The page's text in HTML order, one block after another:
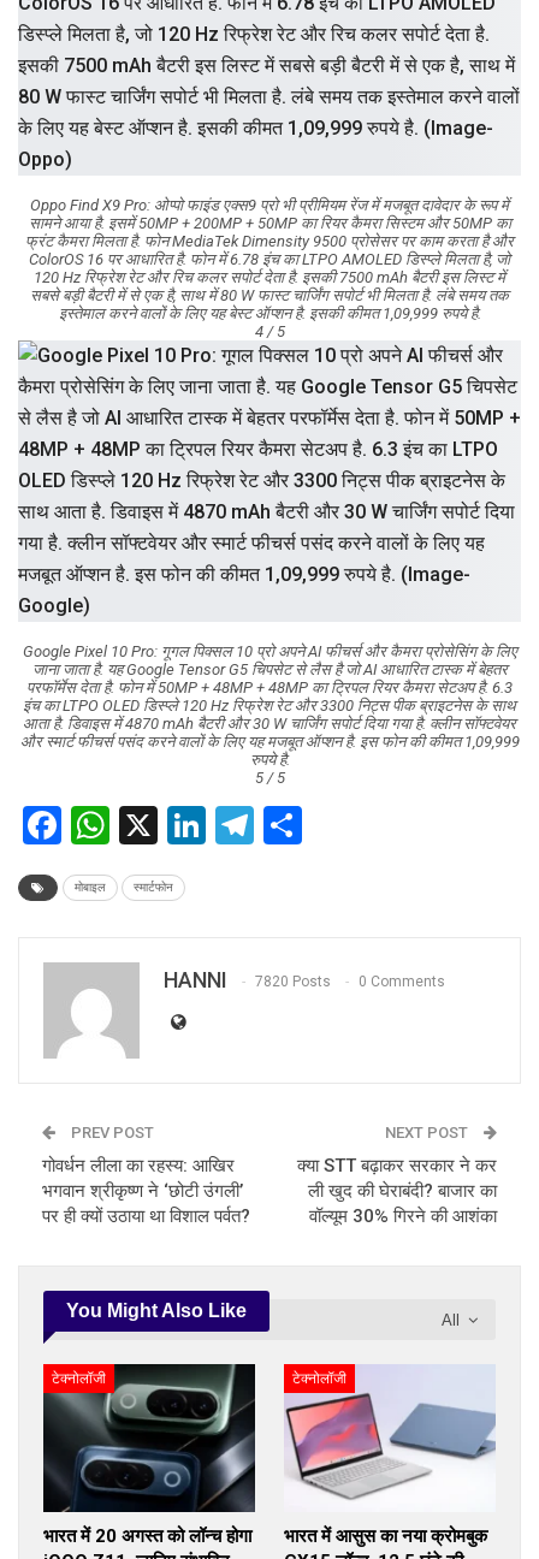
Oppo Find X9 Pro: ओप्पो फाइंड एक्स9 प्रो भी प्रीमियम रेंज में मजबूत दावेदार के रूप में
सामने आया है. इसमें 50MP + 200MP + 50MP का रियर कैमरा सिस्टम और 50MP का
फ्रंट कैमरा मिलता है. फोन MediaTek Dimensity 9500 प्रोसेसर पर काम करता है और
ColorOS 16 पर आधारित है. फोन में 6.78 इंच का LTPO AMOLED डिस्प्ले मिलता है, जो
120 Hz रिफ्रेश रेट और रिच कलर सपोर्ट देता है. इसकी 7500 mAh बैटरी इस लिस्ट में
सबसे बड़ी बैटरी में से एक है, साथ में 80 W फास्ट चार्जिंग सपोर्ट भी मिलता है. लंबे समय तक
इस्तेमाल करने वालों के लिए यह बेस्ट ऑप्शन है. इसकी कीमत 1,09,999 रुपये है.
4 / 5
Google Pixel 10 Pro: गूगल पिक्सल 10 प्रो अपने AI फीचर्स और कैमरा प्रोसेसिंग के लिए
जाना जाता है. यह Google Tensor G5 चिपसेट से लैस है जो AI आधारित टास्क में बेहतर
परफॉर्मेस देता है. फोन में 50MP + 48MP + 48MP का ट्रिपल रियर कैमरा सेटअप है. 6.3
इंच का LTPO OLED डिस्प्ले 120 Hz रिफ्रेश रेट और 3300 निट्स पीक ब्राइटनेस के साथ
आता है. डिवाइस में 4870 mAh बैटरी और 30 W चार्जिंग सपोर्ट दिया गया है. क्लीन सॉफ्टवेयर
और स्मार्ट फीचर्स पसंद करने वालों के लिए यह मजबूत ऑप्शन है. इस फोन की कीमत 1,09,999
रुपये है.
5 / 5
Facebook
WhatsApp
X LinkedIn
Telegram
मोबाइल स्मार्टफोन
HANNI 7820 Posts 0 Comments
PREV POST
गोवर्धन लीला का रहस्य: आखिर
भगवान श्रीकृष्ण ने ‘छोटी उंगली’
पर ही क्यों उठाया था विशाल पर्वत?
NEXT POST
क्या STT बढ़ाकर सरकार ने कर
ली खुद की घेराबंदी? बाजार का
वॉल्यूम 30% गिरने की आशंका
All
You Might Also Like
टेक्नोलॉजी
भारत में 20 अगस्त को लॉन्च होगा
टेक्नोलॉजी
भारत में आसुस का नया क्रोमबुक